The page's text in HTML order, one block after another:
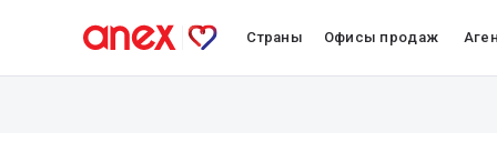
Страны Офисы продаж